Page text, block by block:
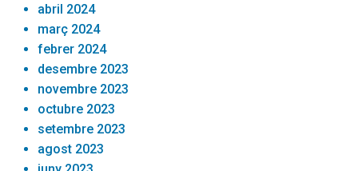
abril 2024
març 2024
febrer 2024
desembre 2023
novembre 2023
octubre 2023
setembre 2023
agost 2023